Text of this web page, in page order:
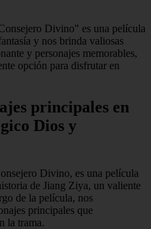
Divino" es una película
y nos brinda valiosas
y personajes memorables,
opción para disfrutar en
principales en
Dios y
Divino, es una película
de Jiang Ziya, un valiente
de la película, nos
principales que
la trama.